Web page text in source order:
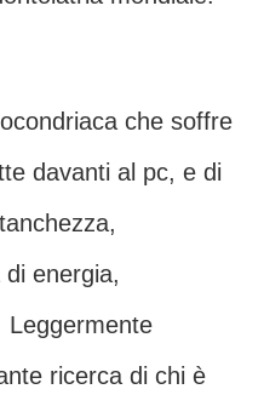
che soffre
davanti al pc, e di
energia,
Leggermente
ricerca di chi è